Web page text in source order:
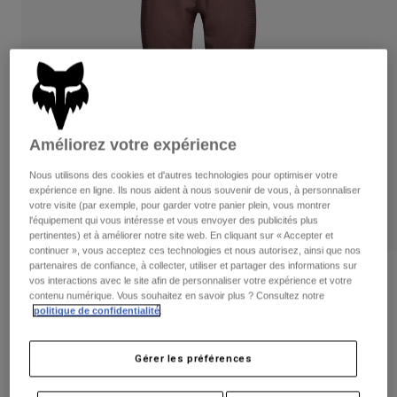
Shorts
Gants
Protections
Masques
Chaussettes
Accessoires
Pièces de rechange
Gants
Vestes
Protections
Masques
Chaussettes
Sacs et accessoires
Pièces de rechange
Femme
Sweats et Pulls
Vestes
Pantalons
Chemises
Voir tout
Enfants
Masques
Chaussettes
Voir tout
Moto
Casques
Maillots
Pantalons
Bottes
Masques
Pantalon Defend Fire — Femme
Article n°32949
Price reduced from
116,99 €
Améliorez votre expérience
Nous utilisons des cookies et d'autres technologies pour optimiser votre
expérience en ligne. Ils nous aident à nous souvenir de vous, à personnaliser
votre visite (par exemple, pour garder votre panier plein, vous montrer
l'équipement qui vous intéresse et vous envoyer des publicités plus
pertinentes) et à améliorer notre site web. En cliquant sur « Accepter et
continuer », vous acceptez ces technologies et nous autorisez, ainsi que nos
partenaires de confiance, à collecter, utiliser et partager des informations sur
vos interactions avec le site afin de personnaliser votre expérience et votre
contenu numérique. Vous souhaitez en savoir plus ? Consultez notre
politique de confidentialité
Gérer les préférences